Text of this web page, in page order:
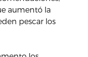
aumentó la
pescar los